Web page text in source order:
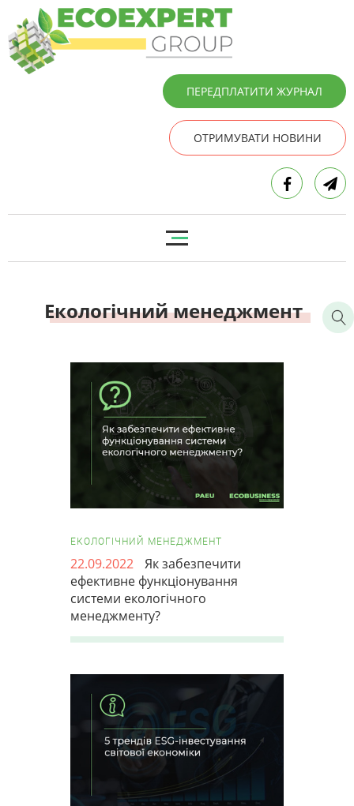
ПЕРЕДПЛАТИТИ ЖУРНАЛ
ОТРИМУВАТИ НОВИНИ
Екологічний менеджмент
ЕКОЛОГІЧНИЙ МЕНЕДЖМЕНТ
22.09.2022
Як забезпечити
ефективне функціонування
системи екологічного
менеджменту?